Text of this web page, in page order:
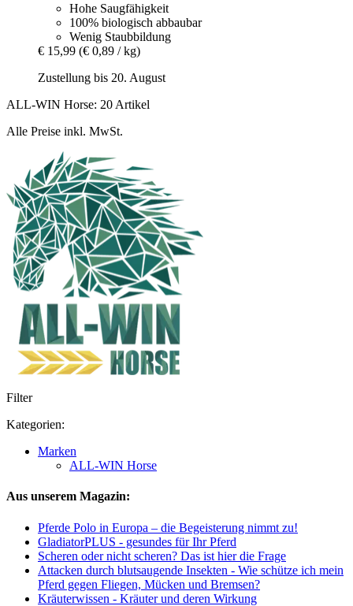
Hohe Saugfähigkeit
100% biologisch abbaubar
Wenig Staubbildung
€ 15,99 (€ 0,89 / kg)
Zustellung bis 20. August
ALL-WIN Horse: 20 Artikel
Alle Preise inkl. MwSt.
Filter
Kategorien:
Marken
ALL-WIN Horse
Aus unserem Magazin:
Pferde Polo in Europa – die Begeisterung nimmt zu!
GladiatorPLUS - gesundes für Ihr Pferd
Scheren oder nicht scheren? Das ist hier die Frage
Attacken durch blutsaugende Insekten - Wie schütze ich mein
Pferd gegen Fliegen, Mücken und Bremsen?
Kräuterwissen - Kräuter und deren Wirkung